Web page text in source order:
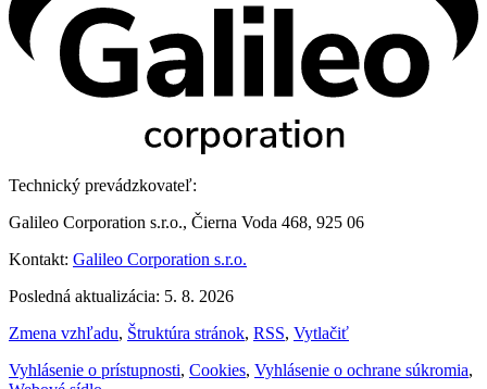
Technický prevádzkovateľ:
Galileo Corporation s.r.o., Čierna Voda 468, 925 06
Kontakt: Galileo Corporation s.r.o.
Posledná aktualizácia: 5. 8. 2026
Zmena vzhľadu, Štruktúra stránok, RSS, Vytlačiť
Vyhlásenie o prístupnosti, Cookies, Vyhlásenie o ochrane súkromia,